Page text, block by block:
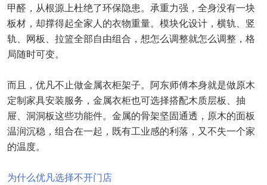
甲醛，从根源上杜绝了环保隐患。承重力强，全身没有一块
板材，却撑得起全家人的衣物重量。模块化设计，横轨、竖
轨、网板、拉篮全部自由组合，想怎么调整就怎么调整，格
局随时可变。
而且，优凡不止做金属衣柜架子。阿东师傅本身就是做原木
定制家具安装服务，金属衣柜也可选择搭配木质层板、抽
屉、洞洞板这些功能件。金属的骨架坚固通透，原木的面板
温润沉稳，组合在一起，既有工业感的利落，又不失一个家
的温度。
为什么优凡选择不开门店